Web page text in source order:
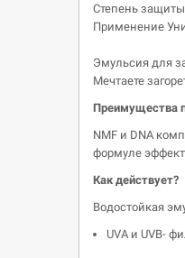
Степень защиты
Применение
Эмульсия для
Мечтаете
Преимущества
NMF и DNA
формуле
Как действует?
Водостойкая
UVA и UVB-